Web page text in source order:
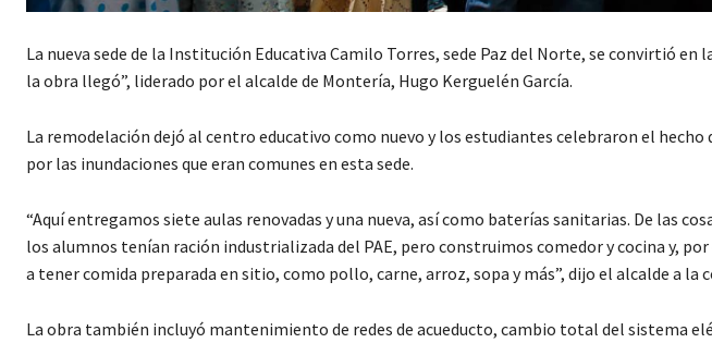
La nueva sede de la Institución Educativa Camilo Torres, sede Paz del Norte, se convirtió en
la obra llegó”, liderado por el alcalde de Montería, Hugo Kerguelén García.
La remodelación dejó al centro educativo como nuevo y los estudiantes celebraron el hecho
por las inundaciones que eran comunes en esta sede.
“Aquí entregamos siete aulas renovadas y una nueva, así como baterías sanitarias. De las
los alumnos tenían ración industrializada del PAE, pero construimos comedor y cocina y,
a tener comida preparada en sitio, como pollo, carne, arroz, sopa y más”, dijo el alcalde a la
La obra también incluyó mantenimiento de redes de acueducto, cambio total del sistema